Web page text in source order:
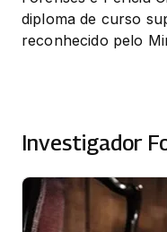
diploma de curso
reconhecido pelo
Investigador